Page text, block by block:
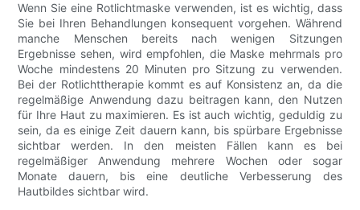
Wenn Sie eine Rotlichtmaske verwenden, ist es wichtig, dass
Sie bei Ihren Behandlungen konsequent vorgehen. Während
manche Menschen bereits nach wenigen Sitzungen
Ergebnisse sehen, wird empfohlen, die Maske mehrmals pro
Woche mindestens 20 Minuten pro Sitzung zu verwenden.
Bei der Rotlichttherapie kommt es auf Konsistenz an, da die
regelmäßige Anwendung dazu beitragen kann, den Nutzen
für Ihre Haut zu maximieren. Es ist auch wichtig, geduldig zu
sein, da es einige Zeit dauern kann, bis spürbare Ergebnisse
sichtbar werden. In den meisten Fällen kann es bei
regelmäßiger Anwendung mehrere Wochen oder sogar
Monate dauern, bis eine deutliche Verbesserung des
Hautbildes sichtbar wird.